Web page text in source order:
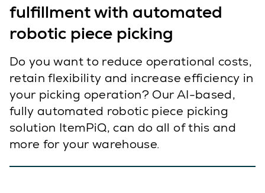
fulfillment with automated
robotic piece picking
Do you want to reduce operational costs,
retain flexibility and increase efficiency in
your picking operation? Our AI-based,
fully automated robotic piece picking
solution ItemPiQ, can do all of this and
more for your warehouse.